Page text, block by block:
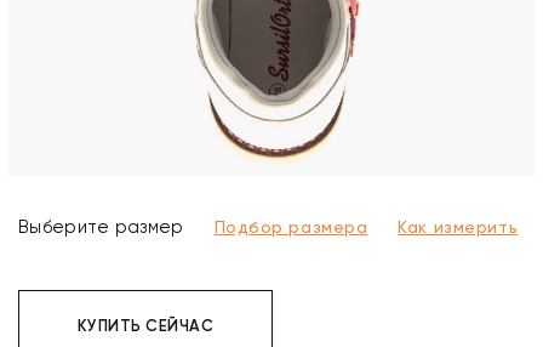
Выберите размер Подбор размера Как измерить
КУПИТЬ СЕЙЧАС